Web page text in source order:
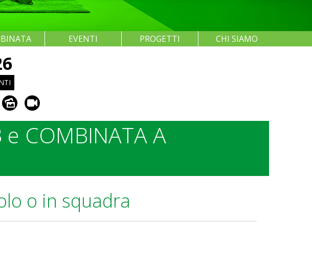
EVENTI PROGETTI CHI SIAMO
e COMBINATA A
o in squadra